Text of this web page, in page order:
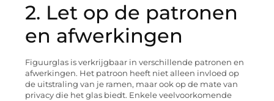
2. Let op de patronen
en afwerkingen
Figuurglas is verkrijgbaar in verschillende patronen en
afwerkingen. Het patroon heeft niet alleen invloed op
de uitstraling van je ramen, maar ook op de mate van
privacy die het glas biedt. Enkele veelvoorkomende